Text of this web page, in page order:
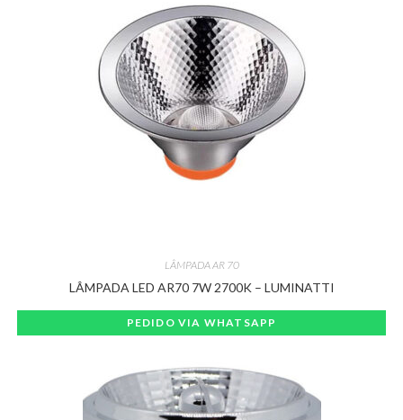
LÂMPADA AR 70
LÂMPADA LED AR70 7W 2700K – LUMINATTI
PEDIDO VIA WHATSAPP